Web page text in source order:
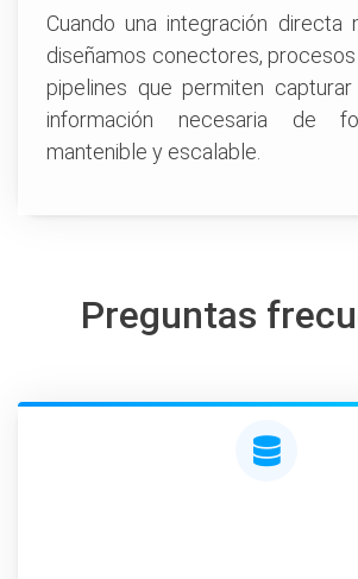
Cuando una integración directa
diseñamos conectores,
pipelines que permiten
información necesaria de
mantenible y escalable.
Preguntas